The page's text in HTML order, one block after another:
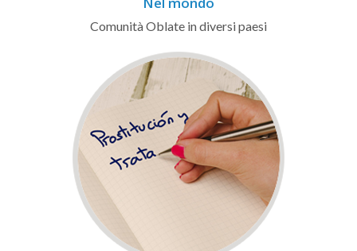
Comunità Oblate in diversi paesi